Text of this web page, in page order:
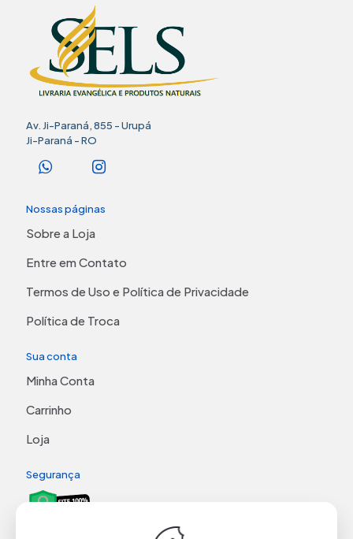
Av. Ji-Paraná, 855 - Urupá
Ji-Paraná - RO
Nossas páginas
Sobre a Loja
Entre em Contato
Termos de Uso e Política de Privacidade
Política de Troca
Sua conta
Minha Conta
Carrinho
Loja
Segurança